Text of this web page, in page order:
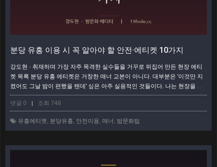
분당 유흥 이용 시 꼭 알아야 할 안전·에티켓 10가지
강도현 · 취재하며 가장 자주 목격한 실수들을 거꾸로 뒤집어 만든 현장 에티
켓 목록 분당 유흥 에티켓은 거창한 매너 교본이 아니다. 대부분은 '이것만 지
켰어도 그날 밤이 편했을 텐데' 싶은 아주 실용적인 것들이다. 나는 현장을 돌
며 손님과 업소 사이에서 벌어지는 마찰을 숱하게 봤고, 그 원인은 놀랄 만큼
반복됐다. 아래 10가지는 그 반복을 뒤집어 정리한 체크리스트다. 각 항목마
가기 전에 챙길 것 (예약·준비 단계) 대부분의 불편은 자리에 앉기 전, 즉 …
댓글 0 | 조회 748
유흥에티켓, 분당유흥, 안전이용, 매너 , 밤문화팁